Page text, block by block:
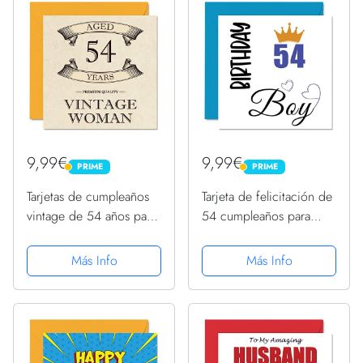
9,99€ PRIME
PRIME
Tarjetas de cumpleaños
vintage de 54 años para
divertida tarjeta de
cumpleaños para mamá,
hermana, esposa, novia,
Más Info
9,99€ PRIME
PRIME
Tarjeta de felicitación de
54 cumpleaños para
para hombre de 54
años, abuelo, padrastro,
tío, hermano, 145x145
Más Info